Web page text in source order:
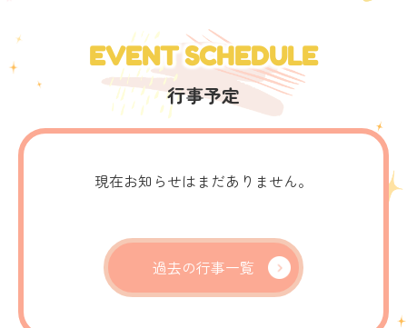
EVENT SCHEDULE
行事予定
現在お知らせはまだありません。
過去の行事一覧